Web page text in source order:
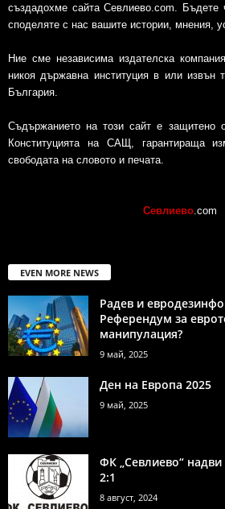
създадохме сайта Севлиево.com. Бъдете
споделяте с нас вашите истории, мнения,
Ние сме независима издателска
никоя държавна институция в или извън
България.
Съдържанието на този сайт е защитено
Конституцията на САЩ, гарантираща
свободата на словото и печата.
Севлиево .com
EVEN MORE NEWS
Радев и
Референдум за
манипулация?
9 май, 2025
Ден на Европа 2025
9 май, 2025
ФК „Севлиево“
2:1
8 август, 2024